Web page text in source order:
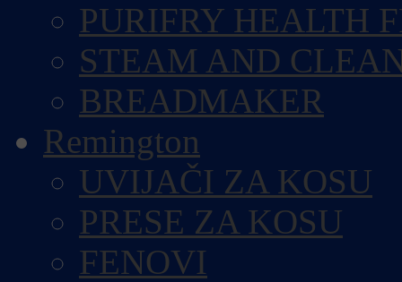
PURIFRY HEALTH
STEAM AND
BREADMAKER
Remington
UVIJAČI ZA KOSU
PRESE ZA KOSU
FENOVI